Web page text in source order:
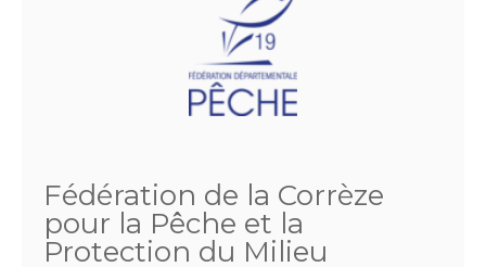
Fédération de la Corrèze
pour la Pêche et la
Protection du Milieu